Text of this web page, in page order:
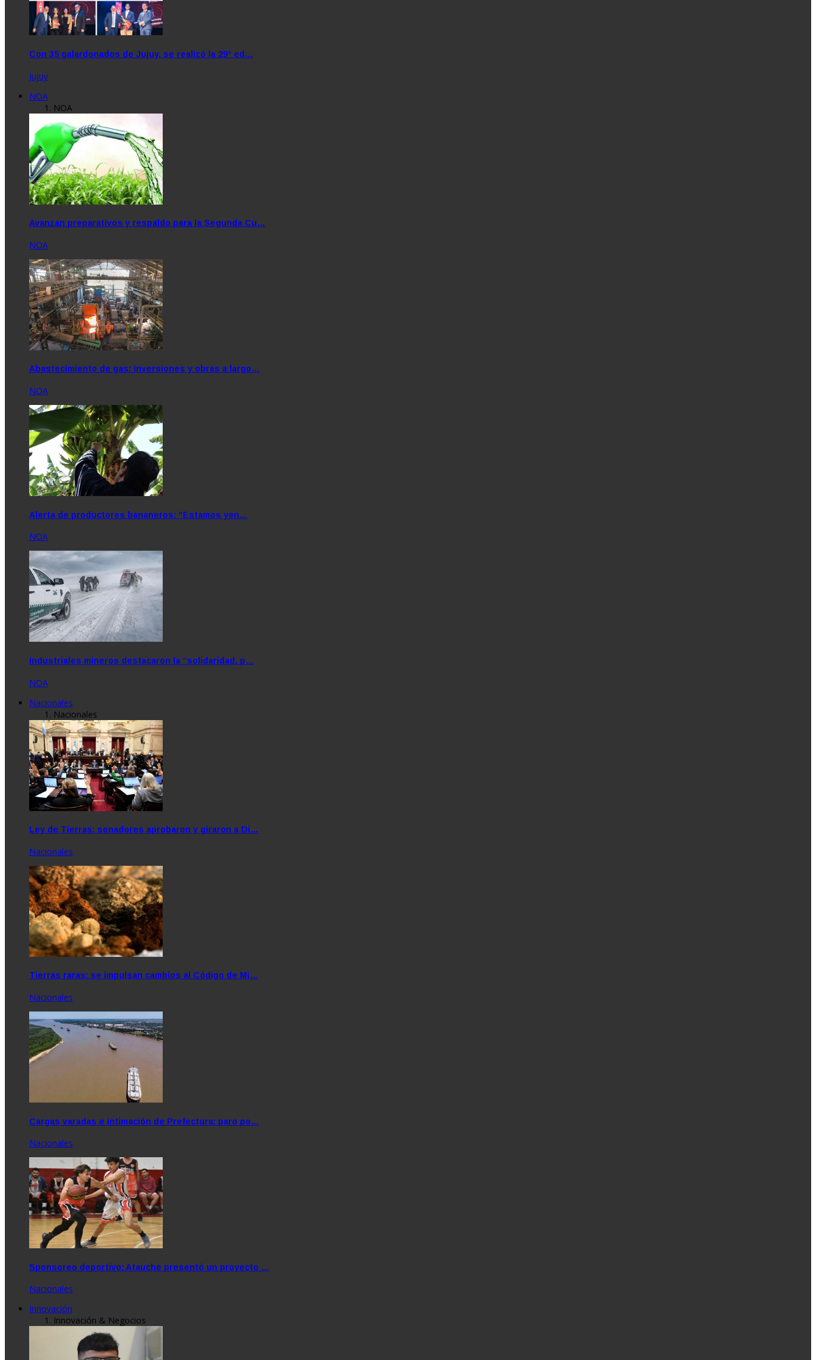
Con 35 galardonados de Jujuy, se realizó la 29° ed…
Jujuy
NOA
NOA
Avanzan preparativos y respaldo para la Segunda Cu…
NOA
Abastecimiento de gas: inversiones y obras a largo…
NOA
Alerta de productores bananeros: "Estamos yen…
NOA
Industriales mineros destacaron la “solidaridad, p…
NOA
Nacionales
Nacionales
Ley de Tierras: senadores aprobaron y giraron a Di…
Nacionales
Tierras raras: se impulsan cambios al Código de Mi…
Nacionales
Cargas varadas e intimación de Prefectura: paro po…
Nacionales
Sponsoreo deportivo: Atauche presentó un proyecto …
Nacionales
Innovación
Innovación & Negocios